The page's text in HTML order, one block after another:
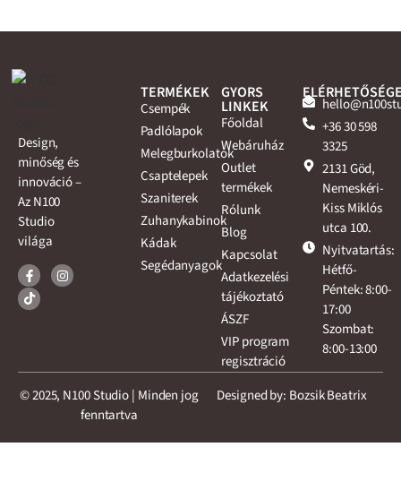
Design,
minőség és
innováció –
Az N100
Studio
világa
TERMÉKEK
Csempék
Padlólapok
Melegburkolatok
Csaptelepek
Szaniterek
Zuhanykabinok
Kádak
Segédanyagok
GYORS
LINKEK
Főoldal
Webáruház
Outlet
termékek
Rólunk
Blog
Kapcsolat
Adatkezelési
tájékoztató
ÁSZF
VIP program
regisztráció
+36 30 598
3325
2131 Göd,
Nemeskéri-
Kiss Miklós
utca 100.
Nyitvatartás:
Hétfő-
Péntek: 8:00-
17:00
Szombat:
8:00-13:00
© 2025, N100 Studio | Minden jog
fenntartva
Designed by: Bozsik Beatrix